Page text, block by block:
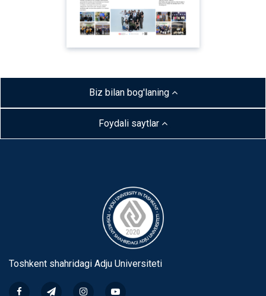
Biz bilan bog'laning
Foydali saytlar
Toshkent shahridagi Аdju Universiteti